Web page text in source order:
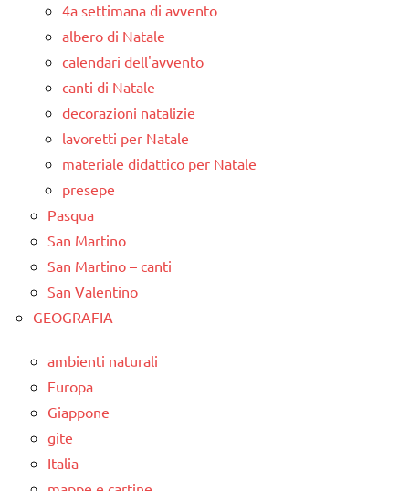
4a settimana di avvento
albero di Natale
calendari dell'avvento
canti di Natale
decorazioni natalizie
lavoretti per Natale
materiale didattico per Natale
presepe
Pasqua
San Martino
San Martino – canti
San Valentino
GEOGRAFIA
ambienti naturali
Europa
Giappone
gite
Italia